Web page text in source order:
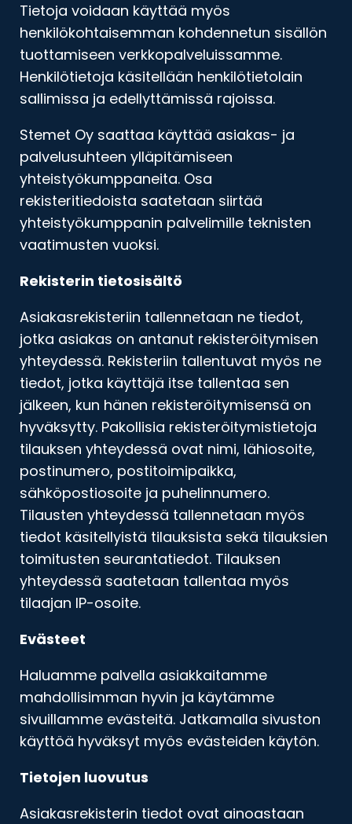
Tietoja voidaan käyttää myös
henkilökohtaisemman kohdennetun sisällön
tuottamiseen verkkopalveluissamme.
Henkilötietoja käsitellään henkilötietolain
sallimissa ja edellyttämissä rajoissa.
Stemet Oy saattaa käyttää asiakas- ja
palvelusuhteen ylläpitämiseen
yhteistyökumppaneita. Osa
rekisteritiedoista saatetaan siirtää
yhteistyökumppanin palvelimille teknisten
vaatimusten vuoksi.
Rekisterin tietosisältö
Asiakasrekisteriin tallennetaan ne tiedot,
jotka asiakas on antanut rekisteröitymisen
yhteydessä. Rekisteriin tallentuvat myös ne
tiedot, jotka käyttäjä itse tallentaa sen
jälkeen, kun hänen rekisteröitymisensä on
hyväksytty. Pakollisia rekisteröitymistietoja
tilauksen yhteydessä ovat nimi, lähiosoite,
postinumero, postitoimipaikka,
sähköpostiosoite ja puhelinnumero.
Tilausten yhteydessä tallennetaan myös
tiedot käsitellyistä tilauksista sekä tilauksien
toimitusten seurantatiedot. Tilauksen
yhteydessä saatetaan tallentaa myös
tilaajan IP-osoite.
Evästeet
Haluamme palvella asiakkaitamme
mahdollisimman hyvin ja käytämme
sivuillamme evästeitä. Jatkamalla sivuston
käyttöä hyväksyt myös evästeiden käytön.
Tietojen luovutus
Asiakasrekisterin tiedot ovat ainoastaan